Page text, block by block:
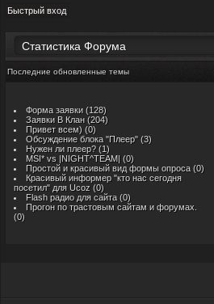
Статистика Форума
Последние обновленные темы
Форма заявки (128)
Заявки В Клан (204)
Привет всем) (0)
Обсуждение блока "Плеер" (3)
Нужен ли плеер? (1)
MSI* vs |NIGHT^TEAM| (0)
Простой и красивый вид формы опроса (0)
Красивый информер "кто нас сегодня
посетил" для Ucoz (0)
Flash радио для сайта (0)
Прогон по трастовым сайтам и форумах.
(0)